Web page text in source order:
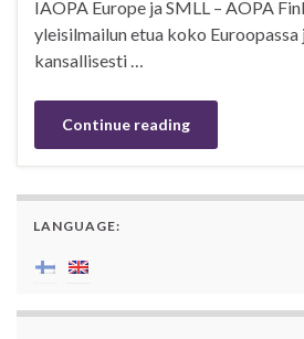
IAOPA Europe ja SMLL – AOPA
yleisilmailun etua koko
kansallisesti …
Continue reading
LANGUAGE: